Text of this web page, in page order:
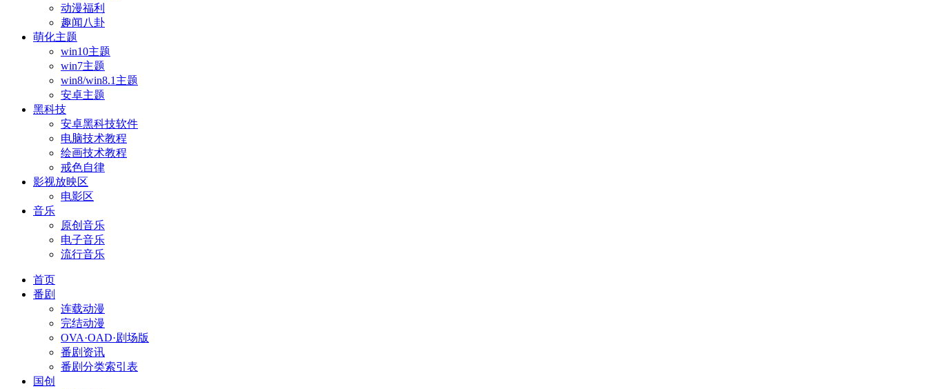
动漫福利
趣闻八卦
萌化主题
win10主题
win7主题
win8/win8.1主题
安卓主题
黑科技
安卓黑科技软件
电脑技术教程
绘画技术教程
戒色自律
影视放映区
电影区
音乐
原创音乐
电子音乐
流行音乐
首页
番剧
连载动漫
完结动漫
OVA·OAD·剧场版
番剧资讯
番剧分类索引表
国创